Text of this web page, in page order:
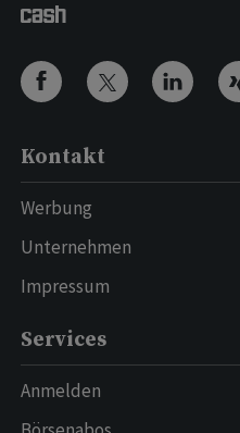
Kontakt
Werbung
Unternehmen
Impressum
Services
Anmelden